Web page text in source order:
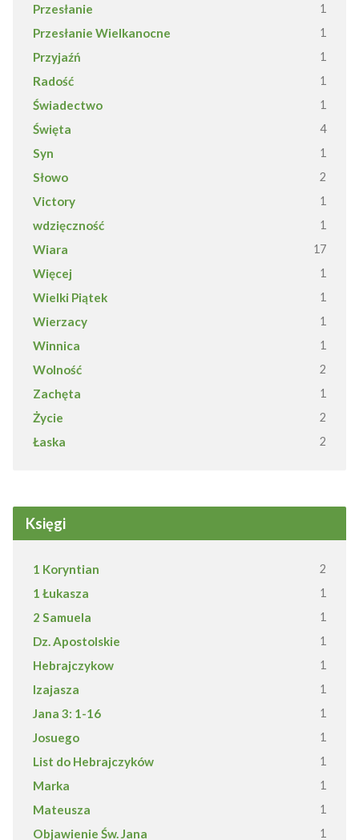
Przesłanie 1
Przesłanie Wielkanocne 1
Przyjaźń 1
Radość 1
Świadectwo 1
Święta 4
Syn 1
Słowo 2
Victory 1
wdzięczność 1
Wiara 17
Więcej 1
Wielki Piątek 1
Wierzacy 1
Winnica 1
Wolność 2
Zachęta 1
Życie 2
Łaska 2
Księgi
1 Koryntian 2
1 Łukasza 1
2 Samuela 1
Dz. Apostolskie 1
Hebrajczykow 1
Izajasza 1
Jana 3: 1-16 1
Josuego 1
List do Hebrajczyków 1
Marka 1
Mateusza 1
Objawienie Św. Jana 1